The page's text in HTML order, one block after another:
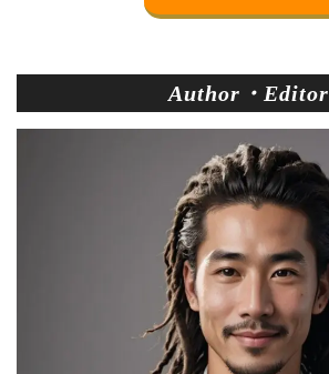
Author・Editor